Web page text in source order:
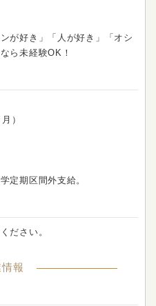
が好き」「人が好き」「オシ
ら未経験OK！
）
定期区間外支給。
ださい。
報